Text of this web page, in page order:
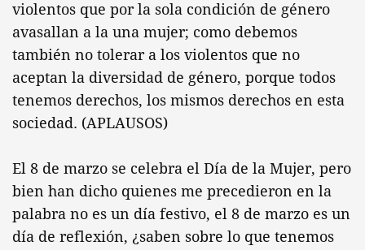
violentos que por la sola condición de género
avasallan a la una mujer; como debemos
también no tolerar a los violentos que no
aceptan la diversidad de género, porque todos
tenemos derechos, los mismos derechos en esta
sociedad. (APLAUSOS)
El 8 de marzo se celebra el Día de la Mujer, pero
bien han dicho quienes me precedieron en la
palabra no es un día festivo, el 8 de marzo es un
día de reflexión, ¿saben sobre lo que tenemos